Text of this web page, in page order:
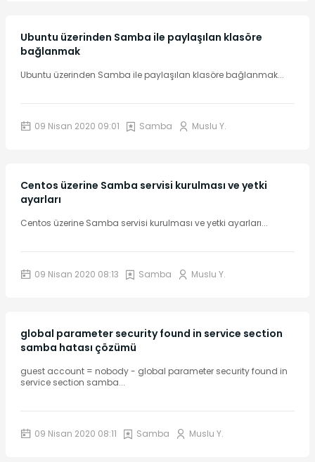
Ubuntu üzerinden Samba ile paylaşılan klasöre
bağlanmak
Ubuntu üzerinden Samba ile paylaşılan klasöre bağlanmak...
09 Nisan 2020 09:01 Samba Muslu Y.
Centos üzerine Samba servisi kurulması ve yetki
ayarları
Centos üzerine Samba servisi kurulması ve yetki ayarları...
09 Nisan 2020 08:13 Samba Muslu Y.
global parameter security found in service section
samba hatası çözümü
guest account = nobody - global parameter security found in
service section samba...
09 Nisan 2020 08:11 Samba Muslu Y.